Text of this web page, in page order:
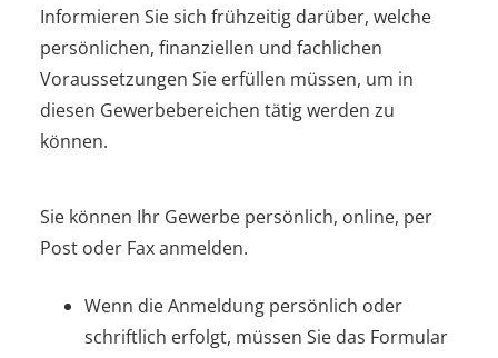
Informieren Sie sich frühzeitig darüber, welche
persönlichen, finanziellen und fachlichen
Voraussetzungen Sie erfüllen müssen, um in
diesen Gewerbebereichen tätig werden zu
können.
Sie können Ihr Gewerbe persönlich, online, per
Post oder Fax anmelden.
Wenn die Anmeldung persönlich oder
schriftlich erfolgt, müssen Sie das Formular